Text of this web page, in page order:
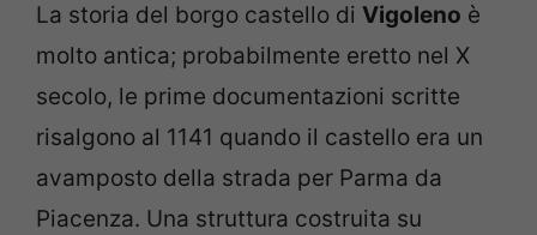
La storia del borgo castello di Vigoleno è
molto antica; probabilmente eretto nel X
secolo, le prime documentazioni scritte
risalgono al 1141 quando il castello era un
avamposto della strada per Parma da
Piacenza. Una struttura costruita su